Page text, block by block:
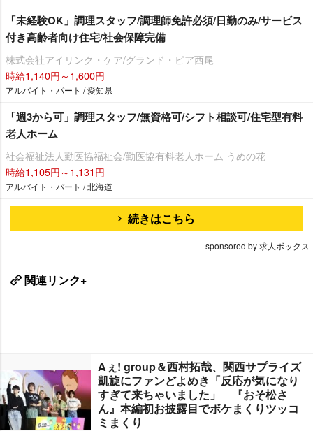
「未経験OK」調理スタッフ/調理師免許必須/日勤のみ/サービス
付き高齢者向け住宅/社会保障完備
株式会社アイリンク・ケア/グランド・ピア西尾
時給1,140円～1,600円
アルバイト・パート / 愛知県
「週3から可」調理スタッフ/無資格可/シフト相談可/住宅型有料
老人ホーム
社会福祉法人勤医協福祉会/勤医協有料老人ホーム うめの花
時給1,105円～1,131円
アルバイト・パート / 北海道
続きはこちら
sponsored by 求人ボックス
関連リンク+
Aぇ! group＆西村拓哉、関西サプライズ
凱旋にファンどよめき「反応が気になり
すぎて来ちゃいました」 『おそ松さ
ん』本編初お披露目でボケまくりツッコ
ミまくり